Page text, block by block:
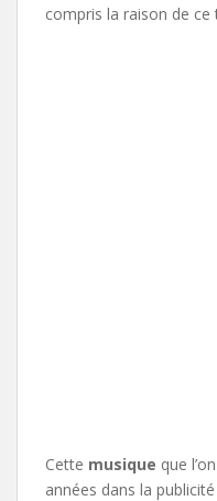
compris la raison de
Cette musique que
années dans la